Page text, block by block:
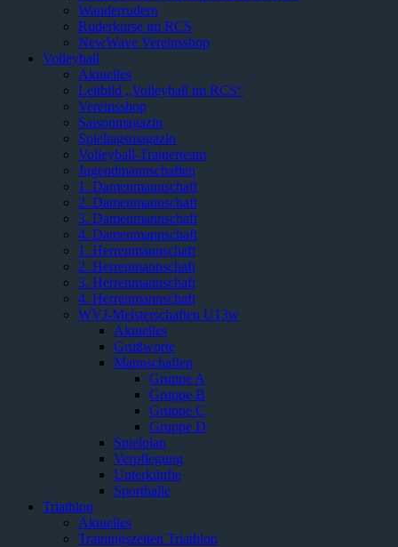
Wanderrudern
Ruderkurse im RCS
NewWave Vereinsshop
Volleyball
Aktuelles
Leitbild „Volleyball im RCS“
Vereinsshop
Saisonmagazin
Spieltagsmagazin
Volleyball-Trainerteam
Jugendmannschaften
1. Damenmannschaft
2. Damenmannschaft
3. Damenmannschaft
4. Damenmannschaft
1. Herrenmannschaft
2. Herrenmannschaft
3. Herrenmannschaft
4. Herrenmannschaft
WVJ-Meisterschaften U13w
Aktuelles
Grußworte
Mannschaften
Gruppe A
Gruppe B
Gruppe C
Gruppe D
Spielplan
Verpflegung
Unterkünfte
Sporthalle
Triathlon
Aktuelles
Trainingszeiten Triathlon